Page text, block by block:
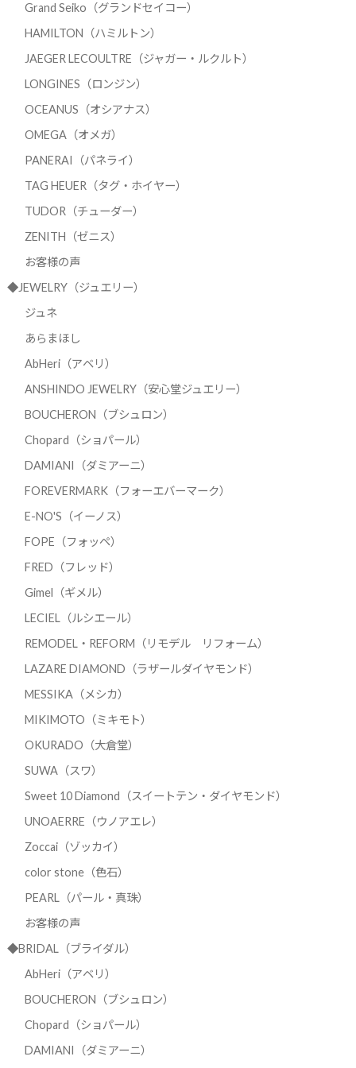
Grand Seiko（グランドセイコー）
HAMILTON（ハミルトン）
JAEGER LECOULTRE（ジャガー・ルクルト）
LONGINES（ロンジン）
OCEANUS（オシアナス）
OMEGA（オメガ）
PANERAI（パネライ）
TAG HEUER（タグ・ホイヤー）
TUDOR（チューダー）
ZENITH（ゼニス）
お客様の声
◆JEWELRY（ジュエリー）
ジュネ
あらまほし
AbHeri（アベリ）
ANSHINDO JEWELRY（安心堂ジュエリー）
BOUCHERON（ブシュロン）
Chopard（ショパール）
DAMIANI（ダミアーニ）
FOREVERMARK（フォーエバーマーク）
E-NO'S（イーノス）
FOPE（フォッペ）
FRED（フレッド）
Gimel（ギメル）
LECIEL（ルシエール）
REMODEL・REFORM（リモデル リフォーム）
LAZARE DIAMOND（ラザールダイヤモンド）
MESSIKA（メシカ）
MIKIMOTO（ミキモト）
OKURADO（大倉堂）
SUWA（スワ）
Sweet 10 Diamond（スイートテン・ダイヤモンド）
UNOAERRE（ウノアエレ）
Zoccai（ゾッカイ）
color stone（色石）
PEARL（パール・真珠）
お客様の声
◆BRIDAL（ブライダル）
AbHeri（アベリ）
BOUCHERON（ブシュロン）
Chopard（ショパール）
DAMIANI（ダミアーニ）